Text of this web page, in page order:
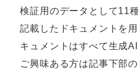
検証用のデータとして11
記載したドキュメントを
キュメントはすべて生成
ご興味ある方は記事下部